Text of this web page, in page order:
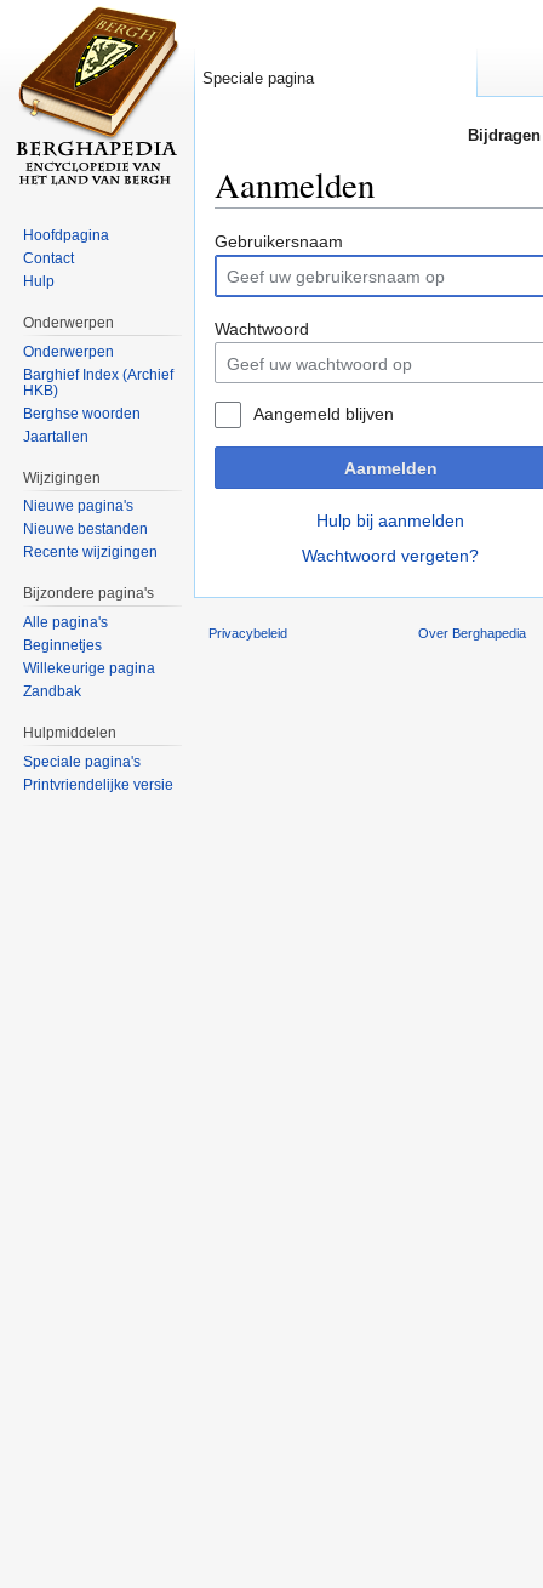
Aanmelden
Gebruikersnaam
Wachtwoord
Aangemeld blijven
Aanmelden
Hulp bij aanmelden
Wachtwoord vergeten?
Speciale pagina
Hoofdpagina
Contact
Hulp
Onderwerpen
Onderwerpen
Barghief Index (Archief
HKB)
Berghse woorden
Jaartallen
Wijzigingen
Nieuwe pagina's
Nieuwe bestanden
Recente wijzigingen
Bijzondere pagina's
Alle pagina's
Beginnetjes
Willekeurige pagina
Zandbak
Hulpmiddelen
Speciale pagina's
Printvriendelijke versie
Privacybeleid Over Berghapedia